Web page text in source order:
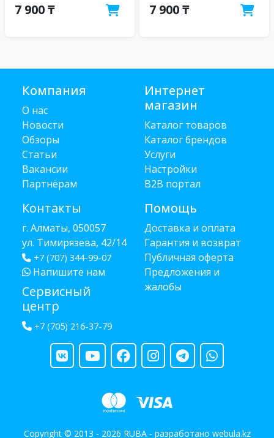
7 900 ₸ 7 900 ₸
Компания
О нас
Новости
Обзоры
Статьи
Вакансии
Партнёрам
Контакты
г. Алматы, 050057
ул. Тимирязева, 42/14
+7 (707) 344-99-07
Напишите нам
Сервисный
центр
+7 (705) 216-37-79
Интернет
магазин
Каталог товаров
Каталог брендов
Услуги
Настройки
B2B портал
Помощь
Доставка и оплата
Гарантия и возврат
Публичная оферта
Предложения и
жалобы
Copyright © 2013 - 2026 RUBA - разработано webula.kz